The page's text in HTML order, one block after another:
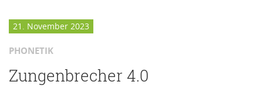
21. November 2023
PHONETIK
Zungenbrecher 4.0